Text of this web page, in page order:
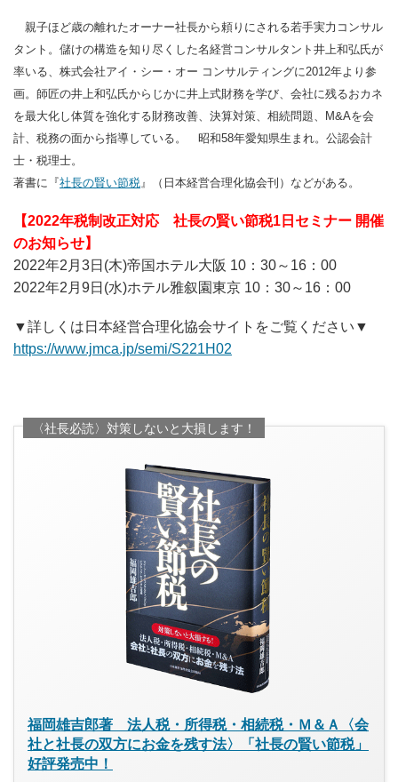
親子ほど歳の離れたオーナー社長から頼りにされる若手実力コンサル
タント。儲けの構造を知り尽くした名経営コンサルタント井上和弘氏が
率いる、株式会社アイ・シー・オー コンサルティングに2012年より参
画。師匠の井上和弘氏からじかに井上式財務を学び、会社に残るおカネ
を最大化し体質を強化する財務改善、決算対策、相続問題、M&Aを会
計、税務の面から指導している。 昭和58年愛知県生まれ。公認会計
士・税理士。
著書に『社長の賢い節税 』（日本経営合理化協会刊）などがある。
【2022年税制改正対応 社長の賢い節税1日セミナー 開催
のお知らせ】
2022年2月3日(木)帝国ホテル大阪 10：30～16：00
2022年2月9日(水)ホテル雅叙園東京 10：30～16：00
▼詳しくは日本経営合理化協会サイトをご覧ください▼
https://www.jmca.jp/semi/S221H02
〈社長必読〉対策しないと大損します！
福岡雄吉郎著 法人税・所得税・相続税・Ｍ＆Ａ〈会
社と社長の双方にお金を残す法〉「社長の賢い節税」
好評発売中！